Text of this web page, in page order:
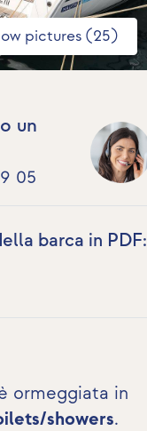
pictures (25)
un
05
barca in PDF:
ormeggiata in
showers.